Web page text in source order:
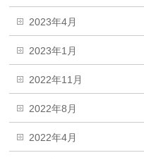
2023年4月
2023年1月
2022年11月
2022年8月
2022年4月